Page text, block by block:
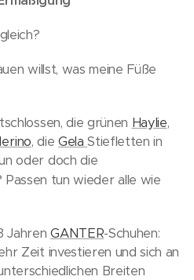
willst, was meine Füße
die grünen Haylie,
, die GelaStiefletten in
oder doch die
Passen tun wieder alle wie
JahrenGANTER-Schuhen:
Zeit investieren und sich an
Breiten